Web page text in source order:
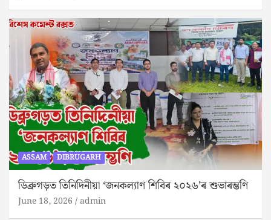
ASSAM DIBRUGARH
ডিব্ৰুগড়ত তিনিদিনীয়া ‘জনকল্যাণ শিবিৰ ২০২৬’ৰ শুভাৰম্ভণি
June 18, 2026 admin